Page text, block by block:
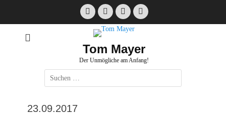
Facebook
E-
Mail
InstagramWebsite
Tom Mayer
Der Unmögliche am Anfang!
Suche
nach:
23.09.2017